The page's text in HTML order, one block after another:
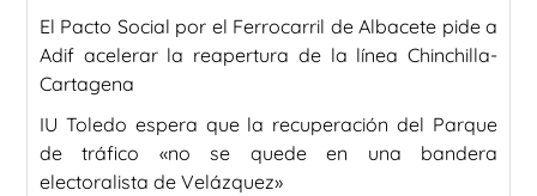
El Pacto Social por el Ferrocarril de Albacete pide a
Adif acelerar la reapertura de la línea Chinchilla-
Cartagena
IU Toledo espera que la recuperación del Parque
de tráfico «no se quede en una bandera
electoralista de Velázquez»